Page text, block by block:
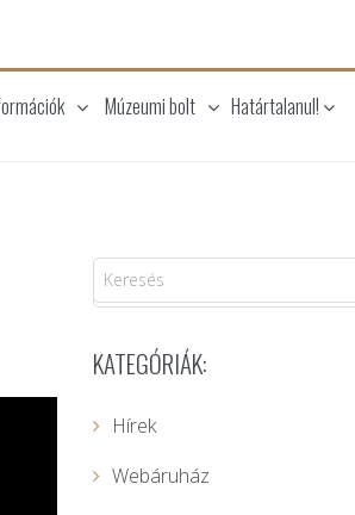
Múzeumi bolt Határtalanul!
KATEGÓRIÁK:
Hírek
Webáruház